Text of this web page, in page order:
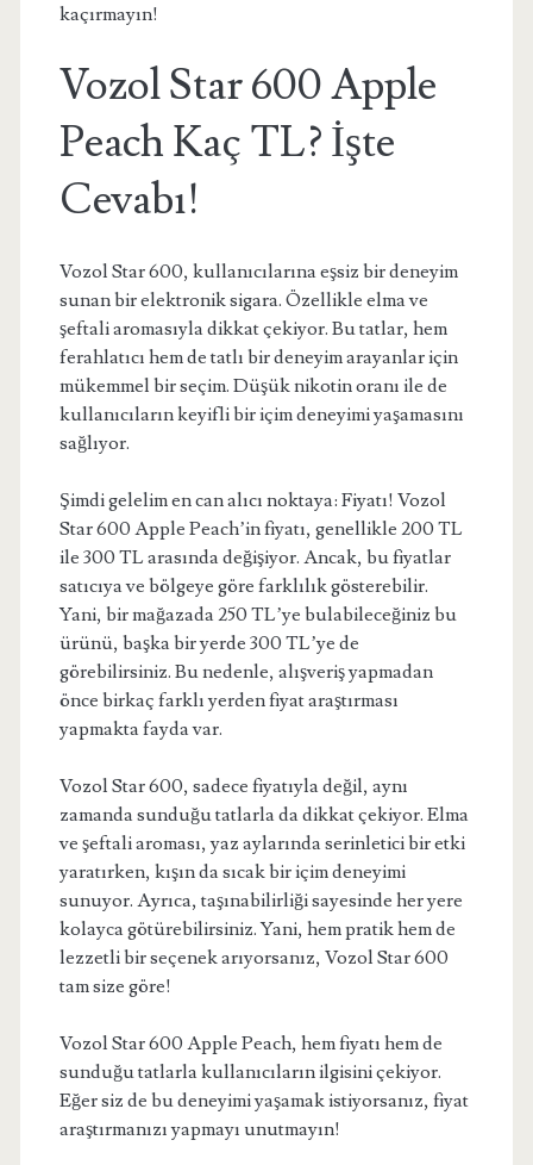
kaçırmayın!
Vozol Star 600 Apple
Peach Kaç TL? İşte
Cevabı!
Vozol Star 600, kullanıcılarına eşsiz bir deneyim
sunan bir elektronik sigara. Özellikle elma ve
şeftali aromasıyla dikkat çekiyor. Bu tatlar, hem
ferahlatıcı hem de tatlı bir deneyim arayanlar için
mükemmel bir seçim. Düşük nikotin oranı ile de
kullanıcıların keyifli bir içim deneyimi yaşamasını
sağlıyor.
Şimdi gelelim en can alıcı noktaya: Fiyatı! Vozol
Star 600 Apple Peach’in fiyatı, genellikle 200 TL
ile 300 TL arasında değişiyor. Ancak, bu fiyatlar
satıcıya ve bölgeye göre farklılık gösterebilir.
Yani, bir mağazada 250 TL’ye bulabileceğiniz bu
ürünü, başka bir yerde 300 TL’ye de
görebilirsiniz. Bu nedenle, alışveriş yapmadan
önce birkaç farklı yerden fiyat araştırması
yapmakta fayda var.
Vozol Star 600, sadece fiyatıyla değil, aynı
zamanda sunduğu tatlarla da dikkat çekiyor. Elma
ve şeftali aroması, yaz aylarında serinletici bir etki
yaratırken, kışın da sıcak bir içim deneyimi
sunuyor. Ayrıca, taşınabilirliği sayesinde her yere
kolayca götürebilirsiniz. Yani, hem pratik hem de
lezzetli bir seçenek arıyorsanız, Vozol Star 600
tam size göre!
Vozol Star 600 Apple Peach, hem fiyatı hem de
sunduğu tatlarla kullanıcıların ilgisini çekiyor.
Eğer siz de bu deneyimi yaşamak istiyorsanız, fiyat
araştırmanızı yapmayı unutmayın!